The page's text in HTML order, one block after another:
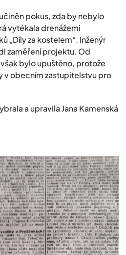
pokus, zda by nebylo
vytékala drenážemi
„Díly za kostelem“. Inženýr
zaměření projektu. Od
bylo upuštěno, protože
v obecním zastupitelstvu pro
a upravila Jana Kamenská